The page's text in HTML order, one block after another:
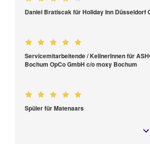
Daniel Bratiscak für Holiday Inn Düsseldorf
Servicemitarbeitende / KellnerInnen für
Bochum OpCo GmbH c/o moxy Bochum
Spüler für Matenaars